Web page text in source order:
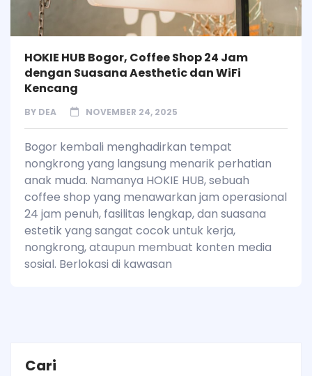
HOKIE HUB Bogor, Coffee Shop 24 Jam
dengan Suasana Aesthetic dan WiFi
Kencang
BY DEA NOVEMBER 24, 2025
Bogor kembali menghadirkan tempat
nongkrong yang langsung menarik perhatian
anak muda. Namanya HOKIE HUB, sebuah
coffee shop yang menawarkan jam operasional
24 jam penuh, fasilitas lengkap, dan suasana
estetik yang sangat cocok untuk kerja,
nongkrong, ataupun membuat konten media
sosial. Berlokasi di kawasan
Cari